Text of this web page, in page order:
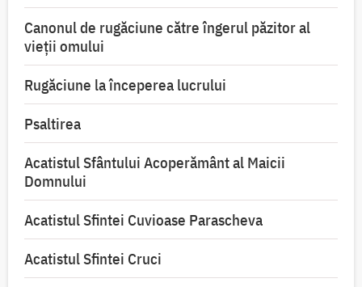
Canonul de rugăciune către îngerul păzitor al
vieții omului
Rugăciune la începerea lucrului
Psaltirea
Acatistul Sfântului Acoperământ al Maicii
Domnului
Acatistul Sfintei Cuvioase Parascheva
Acatistul Sfintei Cruci